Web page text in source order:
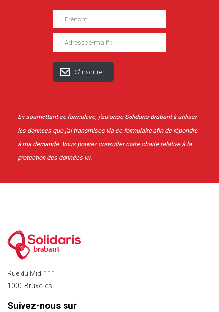
En soumettant ce formulaire, j'autorise Solidaris Brabant à utiliser
les données que j'ai transmises via ce formulaire afin de répondre
à ma demande. Vous pouvez consulter notre charte relative à la
protection des données ici.
brabant
Rue du Midi 111
1000 Bruxelles
Suivez-nous sur